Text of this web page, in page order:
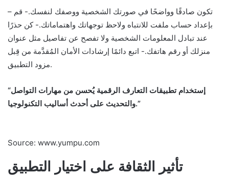
– تكون صادقًا وواضحًا في صورتك الشخصية ووصفك لنفسك.- قم
بإعداد حساب ملفت للانتباه ولاحظ توجهاتك واهتماماتك.- كن حذرًا
عند تبادل المعلومات الشخصية ولا تفصح عن تفاصيل مثل عنوان
منزلك أو رقم هاتفك.- اتبع دائمًا إرشادات الأمان المُقدَّمة من قِبل
مزود التطبيق.
“إستخدام تطبيقات التعارف الرقمية يُحسن من مهارات التواصل
والتحديث على أحدث أساليب التكنولوجيا.”
Source: www.yumpu.com
تأثير الثقافة على اختيار التطبيق